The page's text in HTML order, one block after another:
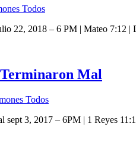
Todos
22, 2018 – 6 PM | Mateo
Mal
Todos
sept 3, 2017 – 6PM | 1 Reyes